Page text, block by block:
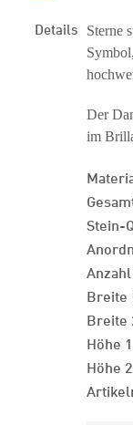
Details
Sterne
Der
im
Stein-
Breite
Breite
Höhe
Höhe